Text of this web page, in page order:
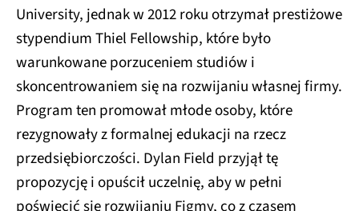
University, jednak w 2012 roku otrzymał prestiżowe
stypendium Thiel Fellowship, które było
warunkowane porzuceniem studiów i
skoncentrowaniem się na rozwijaniu własnej firmy.
Program ten promował młode osoby, które
rezygnowały z formalnej edukacji na rzecz
przedsiębiorczości. Dylan Field przyjął tę
propozycję i opuścił uczelnię, aby w pełni
poświęcić się rozwijaniu Figmy, co z czasem